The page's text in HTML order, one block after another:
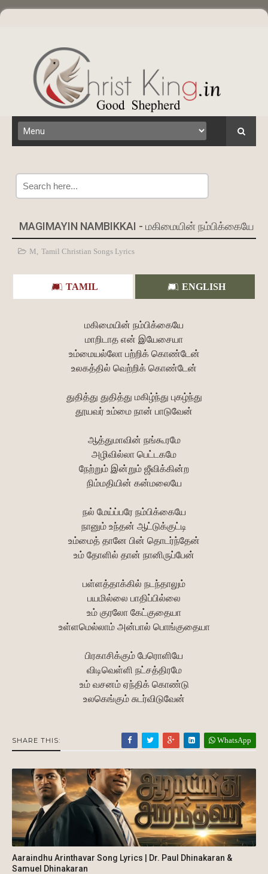
MAGIMAYIN NAMBIKKAI - மகிமையின் நம்பிக்கையே
M, Tamil Christian Songs Lyrics
TAMIL ENGLISH
மகிமையின் நம்பிக்கையே
மாறிடாத என் இயேசையா
உம்மையல்லோ பற்றிக் கொண்டேன்
உலகத்தில் வெற்றிக் கொண்டேன்
துதித்து துதித்து மகிழ்ந்து புகழ்ந்து
தூயவர் உம்மை நான் பாடுவேன்
ஆத்துமாவின் நங்கூரமே
அழிவில்லா பெட்டகமே
நேற்றும் இன்றும் ஜீவிக்கின்ற
நிம்மதியின் கன்மலையே
நல் மேய்ப்பரே நம்பிக்கையே
நானும் உந்தன் ஆட்டுக்குட்டி
உம்மைத் தானே பின் தொடர்ந்தேன்
உம் தோளில் தான் நானிருப்பேன்
பள்ளத்தாக்கில் நடந்தாலும்
பயமில்லை பாதிப்பில்லை
உம் குரலோ கேட்குதையா
உள்ளமெல்லாம் அன்பால் பொங்குதையா
பிரகாசிக்கும் பேரொளியே
விடிவெள்ளி நட்சத்திரமே
உம் வசனம் ஏந்திக் கொண்டு
உலகெங்கும் சுடர்விடுவேன்
SHARE THIS: WhatsApp
Aaraindhu Arinthavar Song Lyrics | Dr. Paul Dhinakaran &
Samuel Dhinakaran